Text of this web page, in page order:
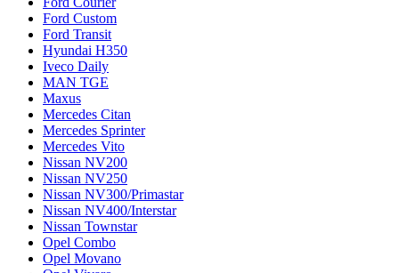
Ford Custom
Ford Transit
Hyundai H350
Iveco Daily
MAN TGE
Maxus
Mercedes Citan
Mercedes Sprinter
Mercedes Vito
Nissan NV200
Nissan NV250
Nissan NV300/Primastar
Nissan NV400/Interstar
Nissan Townstar
Opel Combo
Opel Movano